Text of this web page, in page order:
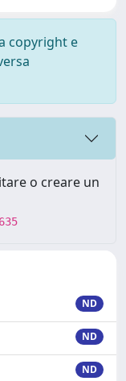
copyright e
o creare un
ND
ND
ND